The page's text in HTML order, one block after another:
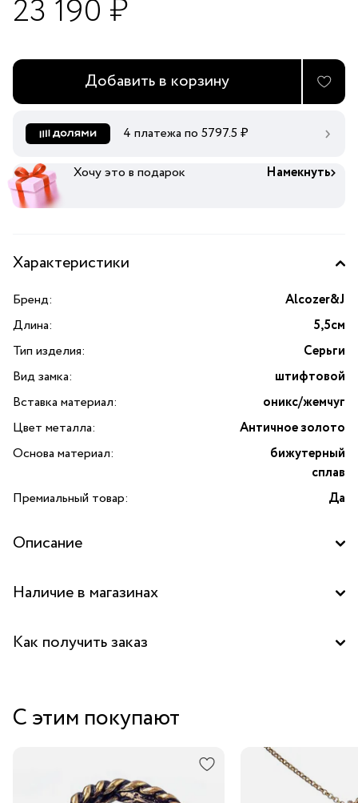
23 190 ₽
Добавить в корзину
4 платежа по 5797.5 ₽
Хочу это в подарок Намекнуть
Характеристики
Бренд:
Alcozer&J
Длина:
5,5см
Тип изделия:
Серьги
Вид замка:
штифтовой
Вставка материал:
оникс/жемчуг
Цвет металла:
Античное золото
Основа материал:
бижутерный
сплав
Премиальный товар:
Да
Описание
органического жемчуга
Наличие в магазинах
Бутик "La Nature" в ТЦ "Ереван-плаза", Москва
Как получить заказ
Курьером за 1-2 дня
Транспортной компанией по России
С этим покупают